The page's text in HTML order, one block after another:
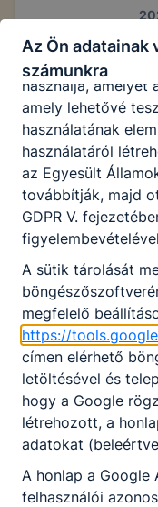
Az Ön adatainak
számunkra
A honlap Google
elemző
Google Analytics
használja, amelyet
amely lehetővé
használatának
használatáról
az Egyesült
továbbítják, majd
GDPR V.
A sütik tárolását
megfelelő
https://
címen elérhető
letöltésével és
hogy a Google
létrehozott, a
adatokat
A honlap a Google
felhasználói